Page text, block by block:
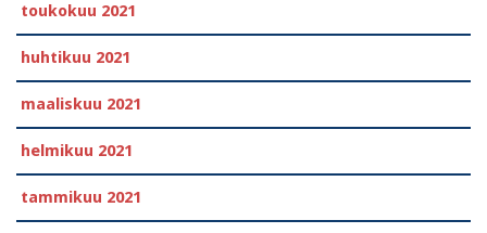
toukokuu 2021
huhtikuu 2021
maaliskuu 2021
helmikuu 2021
tammikuu 2021